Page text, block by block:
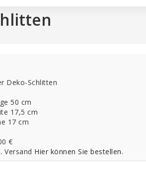
Deko-Schlitten
50 cm
17,5 cm
17 cm
€
Versand Hier können Sie bestellen.